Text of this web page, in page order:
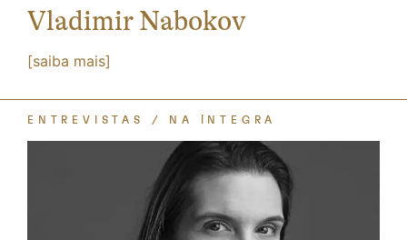
Vladimir Nabokov
[saiba mais]
ENTREVISTAS NA ÍNTEGRA